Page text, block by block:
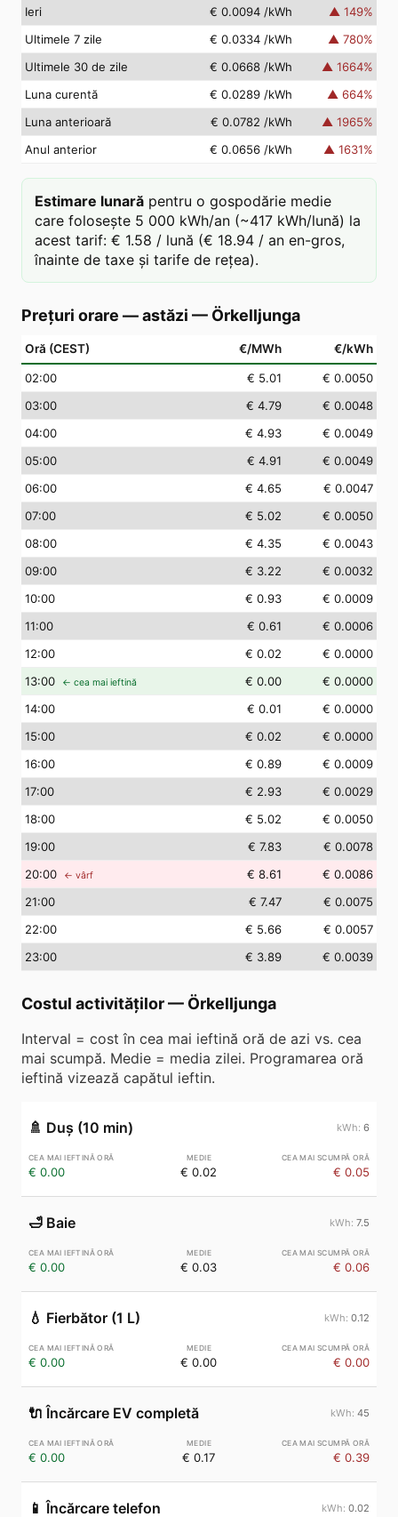
Ieri
€ 0.0094 /kWh ▲ 149%
Ultimele 7 zile
€ 0.0334 /kWh ▲ 780%
Ultimele 30 de zile
€ 0.0668 /kWh ▲ 1664%
Luna curentă
€ 0.0289 /kWh ▲ 664%
Luna anterioară
€ 0.0782 /kWh ▲ 1965%
Anul anterior
€ 0.0656 /kWh ▲ 1631%
Estimare lunară pentru o gospodărie medie
care folosește 5 000 kWh/an (~417 kWh/lună) la
acest tarif: € 1.58 / lună (€ 18.94 / an en-gros,
înainte de taxe și tarife de rețea).
Prețuri orare — astăzi — Örkelljunga
Oră (CEST) €/MWh €/kWh
02:00 € 5.01
€ 0.0050
03:00 € 4.79
€ 0.0048
04:00 € 4.93
€ 0.0049
05:00 € 4.91
€ 0.0049
06:00 € 4.65
€ 0.0047
07:00 € 5.02
€ 0.0050
08:00 € 4.35
€ 0.0043
09:00 € 3.22
€ 0.0032
10:00 € 0.93
€ 0.0009
11:00 € 0.61
€ 0.0006
12:00 € 0.02
€ 0.0000
13:00 ← cea mai ieftină € 0.00
€ 0.0000
14:00 € 0.01
€ 0.0000
15:00 € 0.02
€ 0.0000
16:00 € 0.89
€ 0.0009
17:00 € 2.93
€ 0.0029
18:00 € 5.02
€ 0.0050
19:00 € 7.83
€ 0.0078
20:00 ← vârf € 8.61
€ 0.0086
21:00 € 7.47
€ 0.0075
22:00 € 5.66
€ 0.0057
23:00 € 3.89 € 0.0039
Costul activităților— Örkelljunga
Interval = cost în cea mai ieftină oră de azi vs. cea
mai scumpă. Medie = media zilei. Programarea oră
ieftină vizează capătul ieftin.
🚿 Duș (10 min) 6
€ 0.00 € 0.02 € 0.05
🛁 Baie 7.5
€ 0.00 € 0.03 € 0.06
💧 Fierbător (1 L) 0.12
€ 0.00 € 0.00 € 0.00
🔌 Încărcare EV completă 45
€ 0.00 € 0.17 € 0.39
📱 Încărcare telefon 0.02